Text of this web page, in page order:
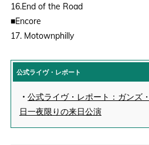
16.End of the Road
■Encore
17. Motownphilly
公式ライヴ・レポート
・ 公式ライヴ・レポート：ガンズ
日一夜限りの来日公演